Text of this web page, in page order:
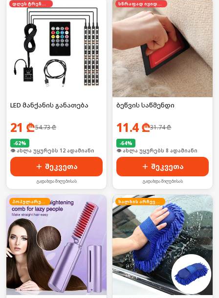
დღეს ტრენდში
LED მანქანის განათება
21 ₾54.73₾
-62%
🛒 ბოლო 24სთ-ში იყიდა 18-მა
შეკვეთა
გადახდა მიღებისას
სწრაფად იყიდება
ბეწვის საწმენდი
11.4₾31.74₾
-64%
🛒 ბოლო 24სთ-ში იყიდა 15-მა
შეკვეთა
გადახდა მიღებისას
პოპულარული ხალხის არჩევანი